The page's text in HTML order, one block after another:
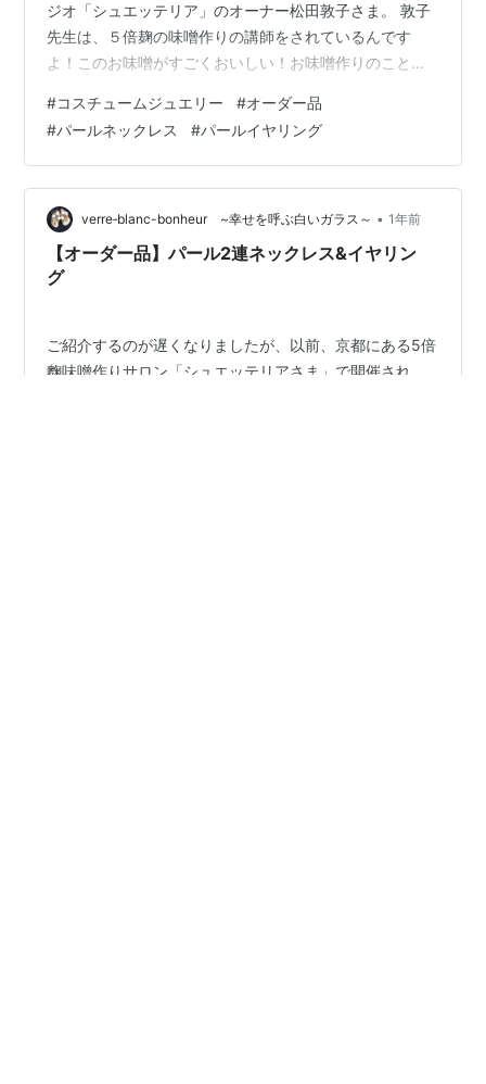
ジオ「シュエッテリア」のオーナー松田敦子さま。 敦子
先生は、５倍麹の味噌作りの講師をされているんです
よ！このお味噌がすごくおいしい！お味噌作りのことな
松田敦子 lit.link(リットリンク) 話は戻りますが、敦子先
生のサロンでスタイリングフォトレッスンが開催された
ときに、明美さんと同じくオーダーしたいとおっしゃっ
てくださって。 敦子先生は普段あまりアクセサリーをつ
けないので、フォーマルな時に使えるジュエリーをご希
望でした。 持参し…
#コスチュームジュエリー #オーダー品
#パールネックレス #パールイヤリング
verre‐blanc-bonheur ~幸せを呼ぶ白いガラス～ • 1年前
【オーダー品】パール2連ネックレス&イヤリン
グ